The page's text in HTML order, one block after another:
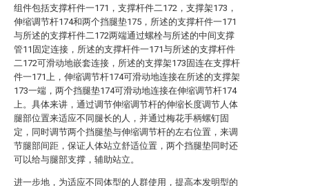
组件包括支撑杆件一171，支撑杆件二172，支撑架173，
伸缩调节杆174和两个挡腿垫175，所述的支撑杆件一171
与所述的支撑杆件二172两端通过螺栓与所述的中间支撑
管11固定连接，所述的支撑杆件一171与所述的支撑杆件
二172可滑动地嵌套连接，所述的支撑架173固连在支撑杆
件一171上，伸缩调节杆174可滑动地连接在所述的支撑架
173一端，两个挡腿垫174可滑动地连接在伸缩调节杆174
上。具体来讲，通过调节伸缩调节杆的伸缩长度调节人体
腿部位置来适应不同腿长的人，并通过梅花手柄螺钉固
定，同时调节两个挡腿垫与伸缩调节杆的左右位置，来调
节腿部间距，保证人体站立舒适位置，两个挡腿垫同时还
可以给与腿部支撑，辅助站立。
进一步地，为适应不同体型的人群使用，提高本发明型的